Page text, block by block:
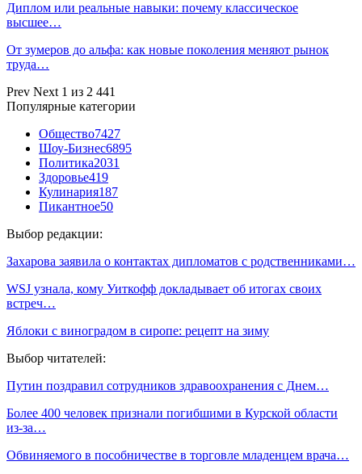
Диплом или реальные навыки: почему классическое
высшее…
От зумеров до альфа: как новые поколения меняют рынок
труда…
Prev Next 1 из 2 441
Популярные категории
Общество7427
Шоу-Бизнес6895
Политика2031
Здоровье419
Кулинария187
Пикантное50
Выбор редакции:
Захарова заявила о контактах дипломатов с родственниками…
WSJ узнала, кому Уиткофф докладывает об итогах своих
встреч…
Яблоки с виноградом в сиропе: рецепт на зиму
Выбор читателей:
Путин поздравил сотрудников здравоохранения с Днем…
Более 400 человек признали погибшими в Курской области
из-за…
Обвиняемого в пособничестве в торговле младенцем врача…